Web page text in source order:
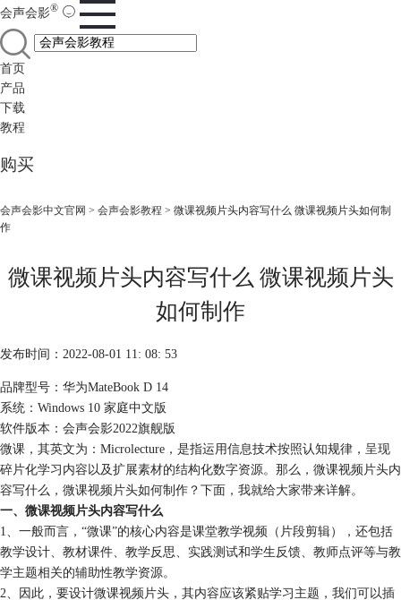
会声会影®
首页
产品
下载
教程
购买
会声会影中文官网 > 会声会影教程 > 微课视频片头内容写什么 微课视频片头如何制
作
微课视频片头内容写什么 微课视频片头
如何制作
发布时间：2022-08-01 11: 08: 53
品牌型号：华为MateBook D 14
系统：Windows 10 家庭中文版
软件版本：会声会影2022旗舰版
微课，其英文为：Microlecture，是指运用信息技术按照认知规律，呈现
碎片化学习内容以及扩展素材的结构化数字资源。那么，微课视频片头内
容写什么，微课视频片头如何制作？下面，我就给大家带来详解。
一、微课视频片头内容写什么
1、一般而言，“微课”的核心内容是课堂教学视频（片段剪辑），还包括
教学设计、教材课件、教学反思、实践测试和学生反馈、教师点评等与教
学主题相关的辅助性教学资源。
2、因此，要设计微课视频片头，其内容应该紧贴学习主题，我们可以插